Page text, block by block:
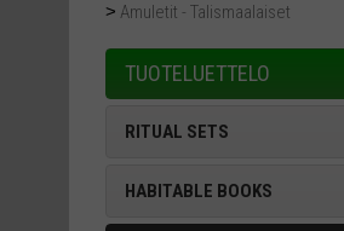
Amuletit - Talismaalaiset
TUOTELUETTELO
RITUAL SETS
HABITABLE BOOKS